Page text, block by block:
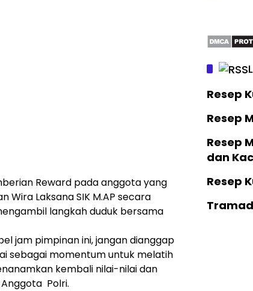
Reward pada anggota yang
Wira Laksana SIK M.AP secara
langkah duduk bersama
jam pimpinan ini, jangan dianggap
sebagai momentum untuk melatih
kembali nilai-nilai dan
Polri.
Resep
Resep
Resep
dan
Resep